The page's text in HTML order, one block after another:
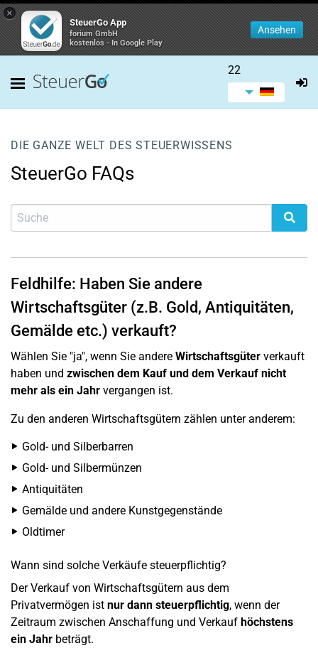
×
SteuerGo App
forium GmbH
kostenlos - In Google Play
Ansehen
22
DIE GANZE WELT DES STEUERWISSENS
SteuerGo FAQs
Feldhilfe: Haben Sie andere
Wirtschaftsgüter (z.B. Gold, Antiquitäten,
Gemälde etc.) verkauft?
Wählen Sie "ja", wenn Sie andere Wirtschaftsgüter verkauft
haben und zwischen dem Kauf und dem Verkauf nicht
mehr als ein Jahr vergangen ist.
Zu den anderen Wirtschaftsgütern zählen unter anderem:
Gold- und Silberbarren
Gold- und Silbermünzen
Antiquitäten
Gemälde und andere Kunstgegenstände
Oldtimer
Wann sind solche Verkäufe steuerpflichtig?
Der Verkauf von Wirtschaftsgütern aus dem
Privatvermögen ist nur dann steuerpflichtig, wenn der
Zeitraum zwischen Anschaffung und Verkauf höchstens
ein Jahr beträgt.